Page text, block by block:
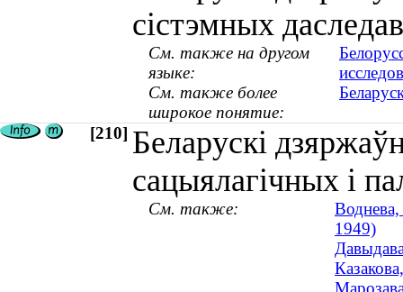
сістэмных
См. также на другом
языке:
См. также более
широкое понятие:
[210] Беларускі
сацыялагічных і
См. также:
Воднева,
1949)